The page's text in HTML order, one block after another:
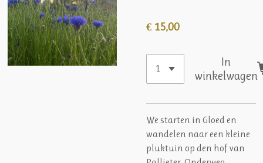
€ 15,00
In
winkelwagen
We starten in Gloed en
wandelen naar een kleine
pluktuin op den hof van